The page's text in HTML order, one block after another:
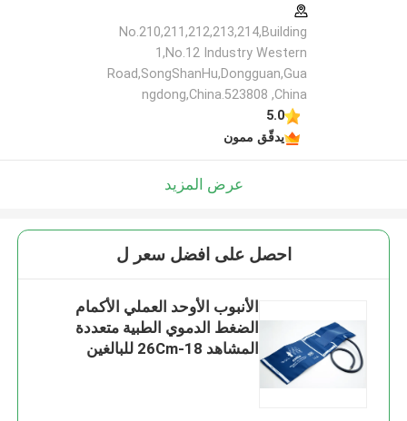
No.210,211,212,213,214,Building
1,No.12 Industry Western
Road,SongShanHu,Dongguan,Gua
ngdong,China.523808 ,China
5.0
يدقّق ممون
عرض المزيد
احصل على افضل سعر ل
الأنبوب الأوحد العملي الأكمام
الضغط الدموي الطبية متعددة
المشاهد 18-26Cm للبالغين